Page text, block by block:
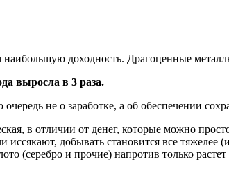
доходность. Драгоценные
выросла в 3 раза.
не о заработке, а об обеспечении
в отличии от денег, которые можно
добывать становится все
(серебро и прочие) напротив только растет